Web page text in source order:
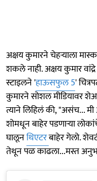
अक्षय कुमारने चेहऱ्याला
शकले नाही. अक्षय कुमार
स्टाइलने 'हाऊसफुल 5'
कुमारने सोशल मीडियावर
त्याने लिहिलं की, "असंच...
शोमधून बाहेर पडणाऱ्या
घालूनथिएटरबाहेर गेलो.
तेथून पळ काढला...मस्त